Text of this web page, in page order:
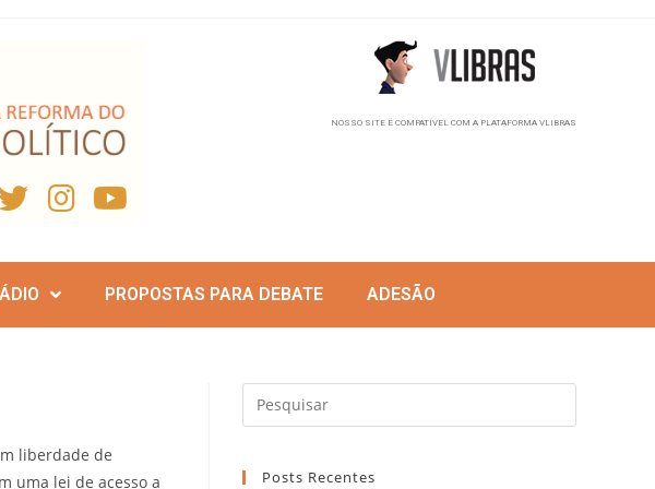
NOSSO SITE É COMPATÍVEL COM A PLATAFORMA VLIBRAS
PROPOSTAS PARA DEBATE ADESÃO
liberdade de
uma lei de acesso a
Posts Recentes